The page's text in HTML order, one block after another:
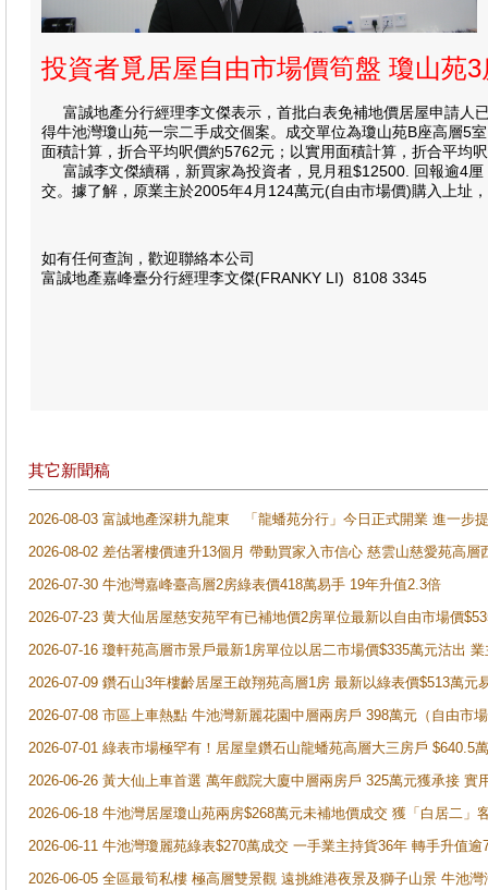
投資者覓居屋自由市場價筍盤 瓊山苑
富誠地產分行經理李文傑表示，首批白表免補地價居屋申請人
得牛池灣瓊山苑一宗二手成交個案。成交單位為瓊山苑B座高層5
面積計算，折合平均呎價約5762元；以實用面積計算，折合平均
富誠李文傑續稱，新買家為投資者，見月租$12500. 回報逾4厘
交。據了解，原業主於2005年4月124萬元(自由市場價)購入上址
如有任何查詢，歡迎聯絡本公司
富誠地產嘉峰臺分行經理李文傑(FRANKY LI) 8108 3345
其它新聞稿
2026-08-03 富誠地產深耕九龍東 「龍蟠苑分行」今日正式開業 進一步
2026-08-02 差估署樓價連升13個月 帶動買家入市信心 慈雲山慈愛苑高層
2026-07-30 牛池灣嘉峰臺高層2房綠表價418萬易手 19年升值2.3倍
2026-07-23 黄大仙居屋慈安苑罕有已補地價2房單位最新以自由市場價
2026-07-16 瓊軒苑高層市景戶最新1房單位以居二市場價$335萬元沽出
2026-07-09 鑽石山3年樓齡居屋王啟翔苑高層1房 最新以綠表價$513萬元
2026-07-08 市區上車熱點 牛池灣新麗花園中層兩房戶 398萬元（自由市
2026-07-01 綠表市場極罕有！居屋皇鑽石山龍蟠苑高層大三房戶
2026-06-26 黃大仙上車首選 萬年戲院大廈中層兩房戶 325萬元獲承接 實
2026-06-18 牛池灣居屋瓊山苑兩房$268萬元未補地價成交 獲「白居二」
2026-06-11 牛池灣瓊麗苑綠表$270萬成交 一手業主持貨36年 轉手升值逾
2026-06-05 全區最筍私樓 極高層雙景觀 遠挑維港夜景及獅子山景 牛池